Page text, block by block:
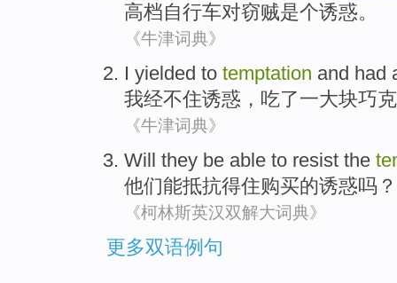
高档自行车对窃贼是个诱惑。
《牛津词典》
I yielded to temptation and had
我经不住诱惑 ， 吃了一大块巧
《牛津词典》
Will they be able to resist the
他们能抵抗得住购买的诱惑吗？
《柯林斯英汉双解大词典》
更多双语例句